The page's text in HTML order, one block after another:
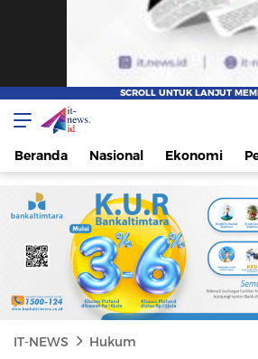
IT-NEWS
Update Cepat, Cerdas, dan
Beranda Nasional Ekonomi
IT-NEWS Hukum